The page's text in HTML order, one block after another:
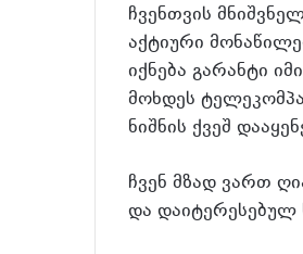
ჩვენთვის
აქტიური
იქნება გარანტი
მოხდეს
ნიშნის ქვეშ
ჩვენ მზად ვართ
და დაიტერესებულ